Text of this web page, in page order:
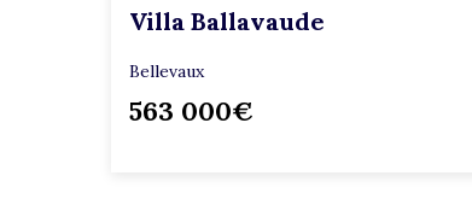
Villa Ballavaude
Bellevaux
563 000€